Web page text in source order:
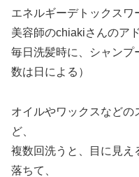
エネルギーデトックスワ
美容師のchiakiさんのア
毎日洗髪時に、シャンプ
数は日による）
オイルやワックスなどの
ど、
複数回洗うと、目に見え
落ちて、